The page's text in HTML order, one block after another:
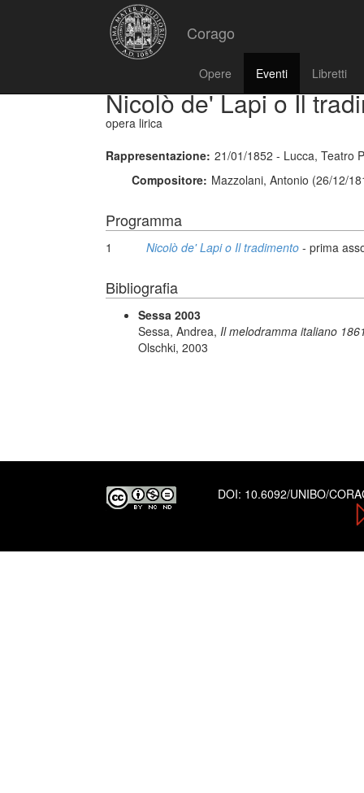
Corago
Opere Eventi Libretti
Nicolò de' Lapi o Il
opera lirica
Rappresentazione: 21/01/1852 - Lucca, Teatro
Compositore: Mazzolani, Antonio (26/12/
Programma
1 Nicolò de' Lapi o Il tradimento - prima
Bibliografia
Sessa 2003
Sessa, Andrea, Il melodramma italiano
Olschki, 2003
DOI: 10.6092/UNIBO/